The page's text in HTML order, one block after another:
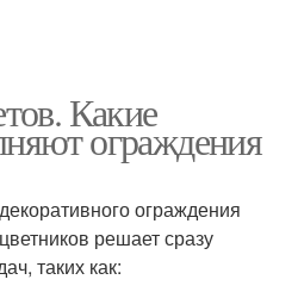
Какие
ограждения
ограждения
решает сразу
таких как: